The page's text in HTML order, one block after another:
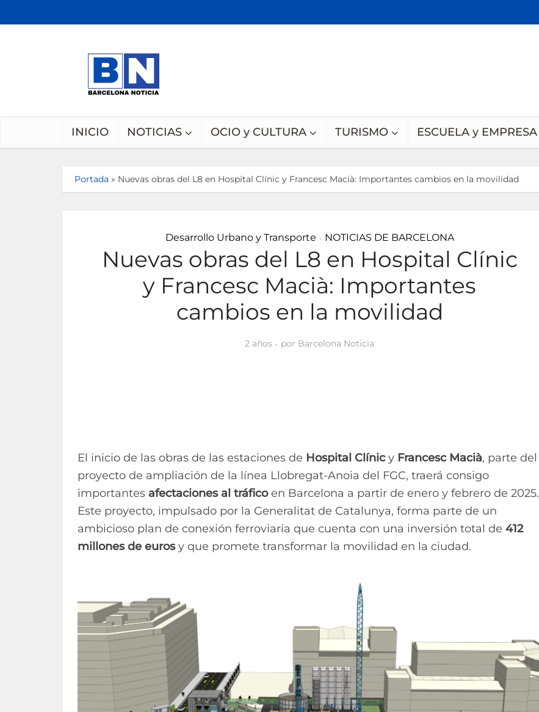
INICIO NOTICIAS OCIO y CULTURA TURISMO ESCUELA y EMPRESA
Portada » Nuevas obras del L8 en Hospital Clínic y Francesc Macià: Importantes cambios en la movilidad
Desarrollo Urbano y Transporte • NOTICIAS DE BARCELONA
Nuevas obras del L8 en Hospital Clínic
y Francesc Macià: Importantes
cambios en la movilidad
2 años por Barcelona Noticia
El inicio de las obras de las estaciones de Hospital Clínicy Francesc Macià, parte del
proyecto de ampliación de la línea Llobregat-Anoia del FGC, traerá consigo
importantes afectaciones al tráficoen Barcelona a partir de enero y febrero de 2025.
Este proyecto, impulsado por la Generalitat de Catalunya, forma parte de un
ambicioso plan de conexión ferroviaria que cuenta con una inversión total de 412
millones de eurosy que promete transformar la movilidad en la ciudad.